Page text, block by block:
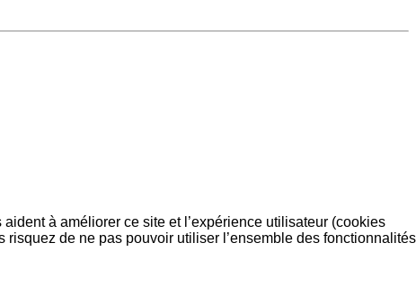
à améliorer ce site et l’expérience utilisateur (cookies
de ne pas pouvoir utiliser l’ensemble des fonctionnalités